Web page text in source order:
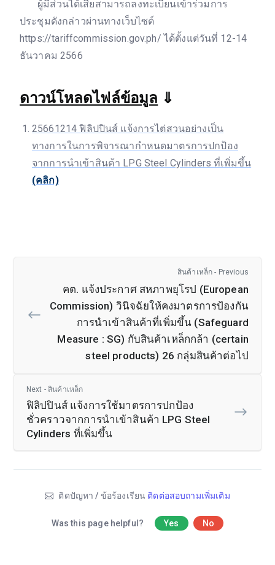
ผู้มีส่วนได้เสียสามารถลงทะเบียนเข้าร่วมการ
ประชุมดังกล่าวผ่านทางเว็บไซต์
https://tariffcommission.gov.ph/ ได้ตั้งแต่วันที่ 12-14
ธันวาคม 2566
ดาวน์โหลดไฟล์ข้อมูล ⇓
25661214 ฟิลิปปินส์ แจ้งการไต่สวนอย่างเป็น
ทางการในการพิจารณากำหนดมาตรการปกป้อง
จากการนำเข้าสินค้า LPG Steel Cylinders ที่เพิ่มขึ้น
(คลิก)
สินค้าเหล็ก - Previous
คต. แจ้งประกาศ สหภาพยุโรป (European
Commission) วินิจฉัยให้คงมาตรการป้องกัน
การนำเข้าสินค้าที่เพิ่มขึ้น (Safeguard
Measure : SG) กับสินค้าเหล็กกล้า (certain
steel products) 26 กลุ่มสินค้าต่อไป
Next - สินค้าเหล็ก
ฟิลิปปินส์ แจ้งการใช้มาตรการปกป้อง
ชั่วคราวจากการนำเข้าสินค้า LPG Steel
Cylinders ที่เพิ่มขึ้น
ติดปัญหา / ข้อร้องเรียน ติดต่อสอบถามเพิ่มเติม
Was this page helpful? Yes No